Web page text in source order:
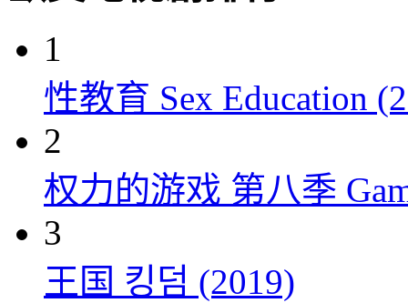
1
性教育 Sex Education
2
权力的游戏 第八季
3
王国 킹덤 (2019)